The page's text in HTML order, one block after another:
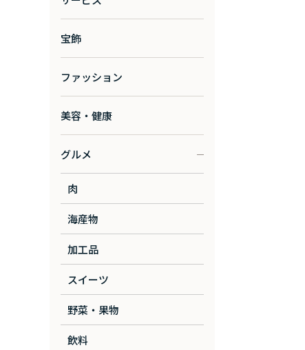
宝飾
ファッション
美容・健康
グルメ
肉
海産物
加工品
スイーツ
野菜・果物
飲料